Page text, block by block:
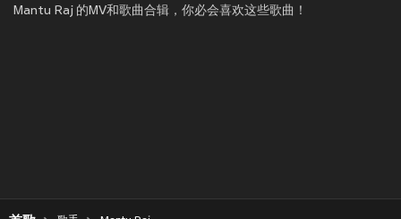
Mantu Raj 的MV和歌曲合辑，你必会喜欢这些歌曲！